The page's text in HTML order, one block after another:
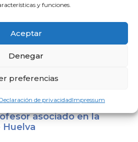
y funciones.
Aceptar
Denegar
preferencias
de privacidadImpressum
de Colegios de
su apoyo a los
de Ceuta y
presentarse al
de méritos para las
asociado en la
Huelva